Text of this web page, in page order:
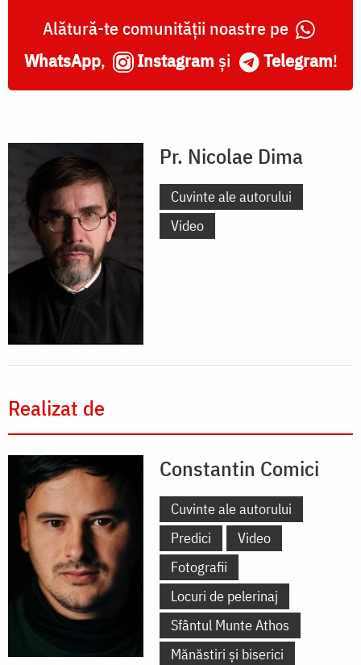
Alătură-te comunității noastre pe
WhatsApp, Instagram și Telegram!
Pr. Nicolae Dima
Cuvinte ale autorului
Video
Realizat de
Constantin Comici
Cuvinte ale autorului
Predici
Video
Fotografii
Locuri de pelerinaj
Sfântul Munte Athos
Mănăstiri și biserici